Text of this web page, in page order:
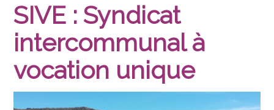
SIVE : Syndicat
intercommunal à
vocation unique